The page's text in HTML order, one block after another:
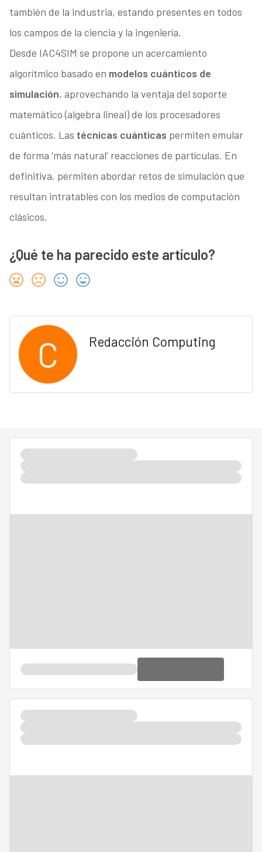
también de la industria, estando presentes en todos
los campos de la ciencia y la ingeniería.
Desde IAC4SIM se propone un acercamiento
algorítmico basado en modelos cuánticos de
simulación, aprovechando la ventaja del soporte
matemático (algebra lineal) de los procesadores
cuánticos. Las técnicas cuánticas permiten emular
de forma ‘más natural’ reacciones de partículas. En
definitiva, permiten abordar retos de simulación que
resultan intratables con los medios de computación
clásicos.
¿Qué te ha parecido este artículo?
C Redacción Computing